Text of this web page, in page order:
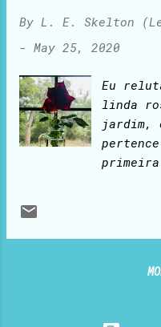
By L. E. Skelton
- May 25, 2020
Eu
linda
jardim,
próprio
da